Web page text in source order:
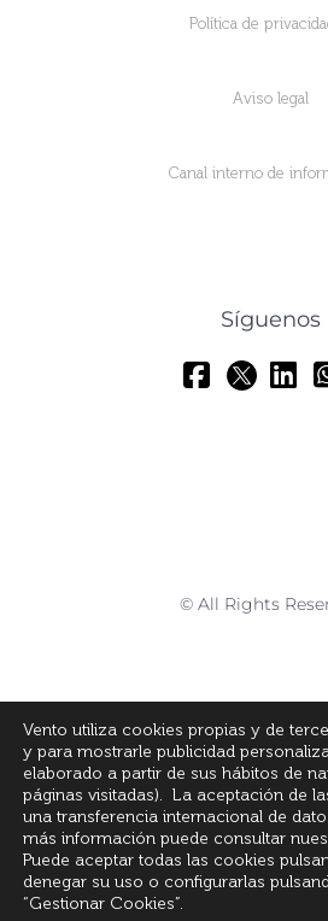
Política de
Aviso legal
Canal interno de
Síguenos
© All Rights
Vento utiliza cookies propias y de
y para mostrarle publicidad
elaborado a partir de sus hábitos de
páginas visitadas). La aceptación de
una transferencia internacional de
más información puede consultar
Puede aceptar todas las cookies
denegar su uso o configurarlas
“Gestionar Cookies”.